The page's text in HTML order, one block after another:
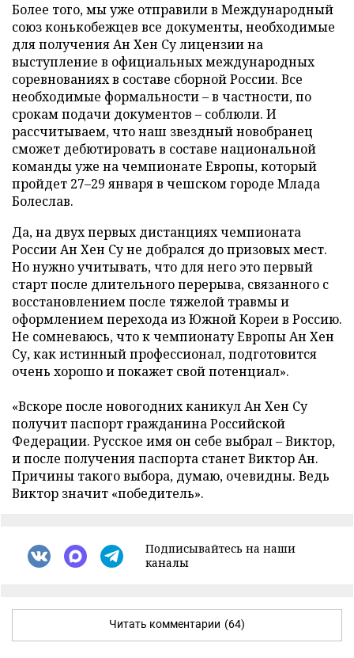
Более того, мы уже отправили в Международный
союз конькобежцев все документы, необходимые
для получения Ан Хен Су лицензии на
выступление в официальных международных
соревнованиях в составе сборной России. Все
необходимые формальности – в частности, по
срокам подачи документов – соблюли. И
рассчитываем, что наш звездный новобранец
сможет дебютировать в составе национальной
команды уже на чемпионате Европы, который
пройдет 27–29 января в чешском городе Млада
Болеслав.
Да, на двух первых дистанциях чемпионата
России Ан Хен Су не добрался до призовых мест.
Но нужно учитывать, что для него это первый
старт после длительного перерыва, связанного с
восстановлением после тяжелой травмы и
оформлением перехода из Южной Кореи в Россию.
Не сомневаюсь, что к чемпионату Европы Ан Хен
Су, как истинный профессионал, подготовится
очень хорошо и покажет свой потенциал».
«Вскоре после новогодних каникул Ан Хен Су
получит паспорт гражданина Российской
Федерации. Русское имя он себе выбрал – Виктор,
и после получения паспорта станет Виктор Ан.
Причины такого выбора, думаю, очевидны. Ведь
Виктор значит «победитель».
Подписывайтесь на наши
каналы
Читать комментарии (64)